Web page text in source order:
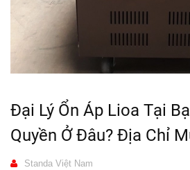
Đại Lý Ổn Áp Lioa Tại
Quyền Ở Đâu? Địa Chỉ
Standa Việt Nam